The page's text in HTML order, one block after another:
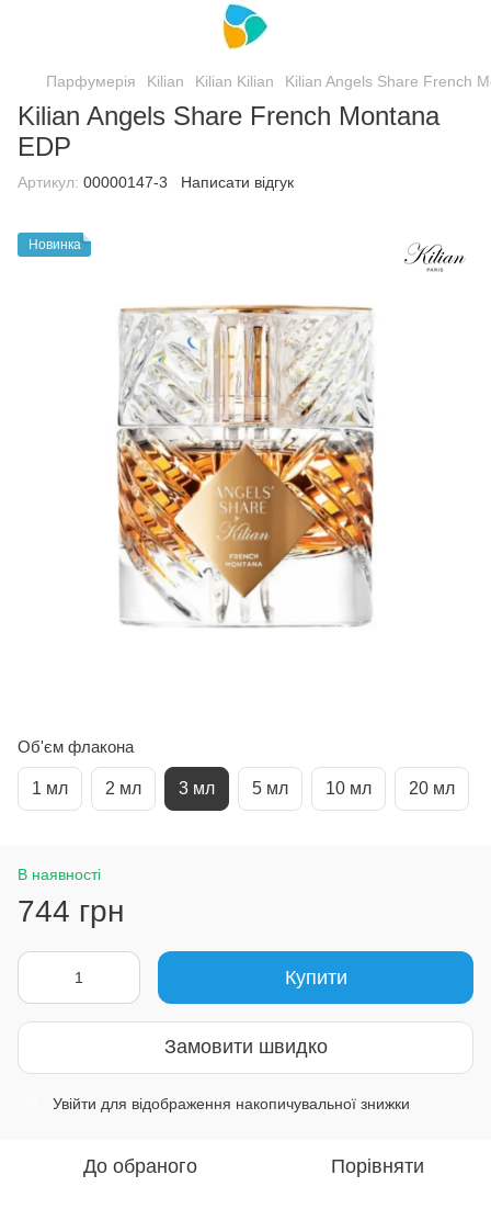
Парфумерія Kilian Kilian Kilian Kilian Angels Share French
Kilian Angels Share French Montana
EDP
Артикул: 00000147-3 Написати відгук
Новинка
Об'єм флакона
1 мл 2 мл 3 мл 5 мл 10 мл 20 мл
В наявності
744 грн
Купити
Замовити швидко
Увійти для відображення накопичувальної знижки
До обраного Порівняти